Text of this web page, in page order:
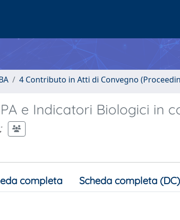
4 Contributo in Atti di Convegno
e Indicatori Biologici in
;
completa Scheda completa (DC)